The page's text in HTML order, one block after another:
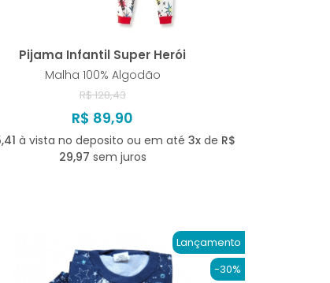
Pijama Infantil Super Herói
Malha 100% Algodão
R$ 128,43
R$ 89,90
à vista no deposito ou em até 3xde R$
29,97 sem juros
Lançamento
-30%